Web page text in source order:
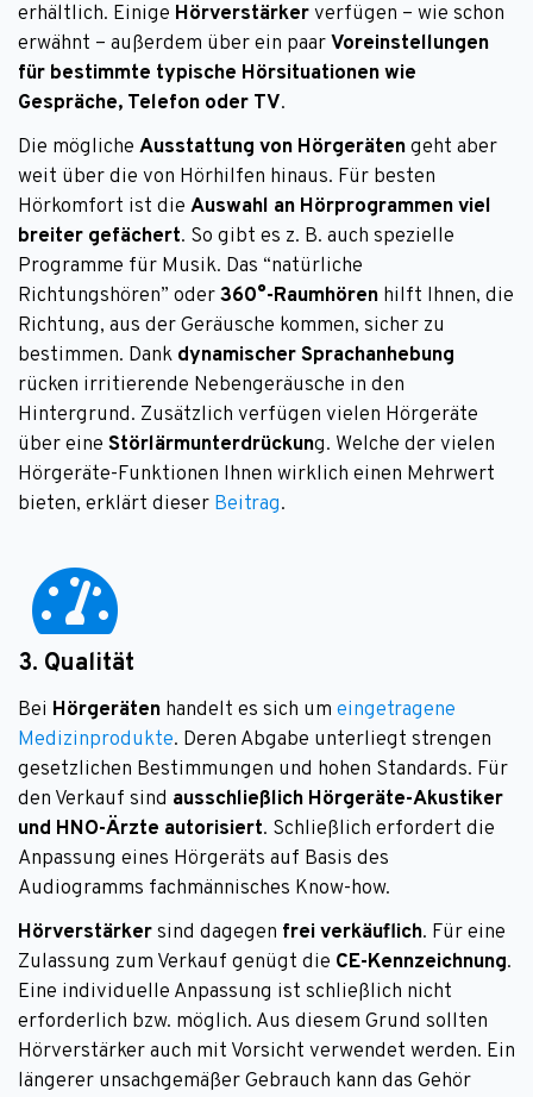
erhältlich. Einige Hörverstärkerverfügen – wie schon
erwähnt – außerdem über ein paarVoreinstellungen
für bestimmte typische Hörsituationen wie
Gespräche, Telefon oder TV.
Die mögliche Ausstattung von Hörgerätengeht aber
weit über die von Hörhilfen hinaus. Für besten
Hörkomfort ist die Auswahl an Hörprogrammen viel
breiter gefächert. So gibt es z. B. auch spezielle
Programme für Musik. Das “natürliche
Richtungshören” oder360°-Raumhören hilft Ihnen, die
Richtung, aus der Geräusche kommen, sicher zu
bestimmen. Dank dynamischer Sprachanhebung
rücken irritierende Nebengeräusche in den
Hintergrund. Zusätzlich verfügen vielen Hörgeräte
über eine Störlärmunterdrückung. Welche der vielen
Hörgeräte-Funktionen Ihnen wirklich einen Mehrwert
bieten, erklärt dieser Beitrag.
3. Qualität
Bei Hörgeräten handelt es sich um eingetragene
Medizinprodukte. Deren Abgabe unterliegt strengen
gesetzlichen Bestimmungen und hohen Standards. Für
den Verkauf sind ausschließlich Hörgeräte-Akustiker
und HNO-Ärzte autorisiert. Schließlich erfordert die
Anpassung eines Hörgeräts auf Basis des
Audiogramms fachmännisches Know-how.
Hörverstärkersind dagegen frei verkäuflich. Für eine
Zulassung zum Verkauf genügt die CE-Kennzeichnung.
Eine individuelle Anpassung ist schließlich nicht
erforderlich bzw. möglich. Aus diesem Grund sollten
Hörverstärker auch mit Vorsicht verwendet werden. Ein
längerer unsachgemäßer Gebrauch kann das Gehör